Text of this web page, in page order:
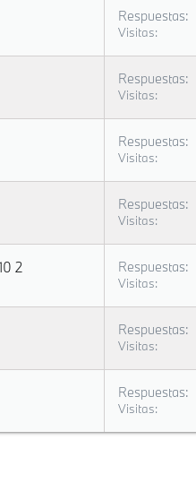
Respuestas
Visitas
Respuestas
Visitas
Respuestas
Visitas
Respuestas
Visitas
2 Respuestas
Visitas
Respuestas
Visitas
Respuestas
Visitas